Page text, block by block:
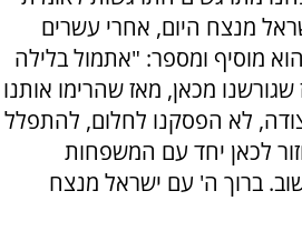
מנצח היום, אחרי עשרים
מוסיף ומספר: "אתמול בלילה
מכאן, מאז שהרימו אותנו
לא הפסקנו לחלום, להתפלל
לכאן יחד עם המשפחות
ברוך ה' עם ישראל מנצח